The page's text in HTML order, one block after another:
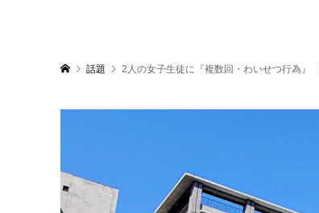
話題 2人の女子生徒に『複数回・わいせつ行為